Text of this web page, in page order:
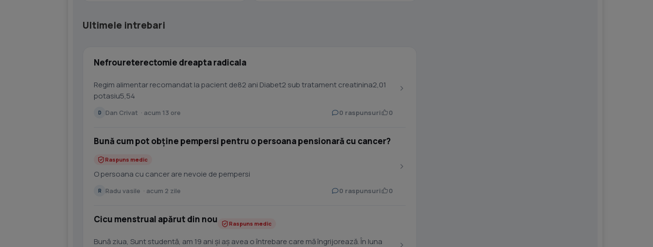
Ultimele intrebari
Nefroureterectomie dreapta radicala
Regim alimentar recomandat la pacient de82 ani Diabet2 sub tratament creatinina2,01
potasiu5,54
D Dan Crivat · acum 13 ore 0 raspunsuri 0
Bună cum pot obține pempersi pentru o persoana pensionară cu cancer?
Raspuns medic
O persoana cu cancer are nevoie de pempersi
R Radu vasile · acum 2 zile 0 raspunsuri 0
Cicu menstrual apărut din nou Raspuns medic
Bună ziua, Sunt studentă, am 19 ani și aș avea o întrebare care mă îngrijorează. În luna